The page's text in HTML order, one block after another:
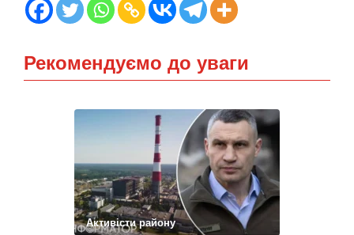
Рекомендуємо до уваги
Активісти району